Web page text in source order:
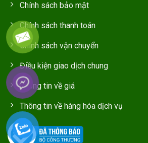
Chính sách bảo mật
Chính sách thanh toán
Chính sách vận chuyển
Điều kiện giao dịch chung
Thông tin về giá
Thông tin về hàng hóa dịch vụ